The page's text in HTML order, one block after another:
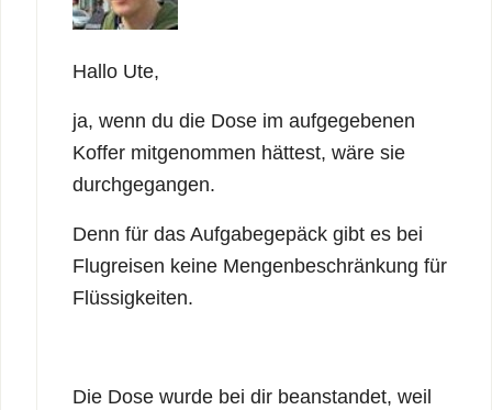
Hallo Ute,
ja, wenn du die Dose im aufgegebenen
Koffer mitgenommen hättest, wäre sie
durchgegangen.
Denn für das Aufgabegepäck gibt es bei
Flugreisen keine Mengenbeschränkung für
Flüssigkeiten.
Die Dose wurde bei dir beanstandet, weil